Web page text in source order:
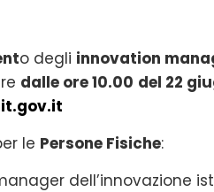
o degli innovation
dalle ore 10.00 del 22
le Persone Fisiche:
dell’innovazione